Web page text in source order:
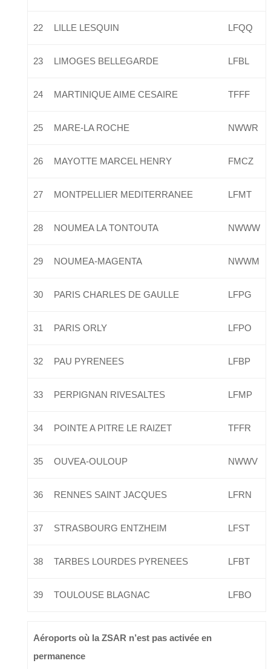
22 LILLE LESQUIN LFQQ
23 LIMOGES BELLEGARDE LFBL
24 MARTINIQUE AIME CESAIRE TFFF
25 MARE-LA ROCHE NWWR
26 MAYOTTE MARCEL HENRY FMCZ
27 MONTPELLIER MEDITERRANEE LFMT
28 NOUMEA LA TONTOUTA NWWW
29 NOUMEA-MAGENTA NWWM
30 PARIS CHARLES DE GAULLE LFPG
31 PARIS ORLY LFPO
32 PAU PYRENEES LFBP
33 PERPIGNAN RIVESALTES LFMP
34 POINTE A PITRE LE RAIZET TFFR
35 OUVEA-OULOUP NWWV
36 RENNES SAINT JACQUES LFRN
37 STRASBOURG ENTZHEIM LFST
38 TARBES LOURDES PYRENEES LFBT
39 TOULOUSE BLAGNAC LFBO
Aéroports où la ZSAR n’est pas activée en
permanence